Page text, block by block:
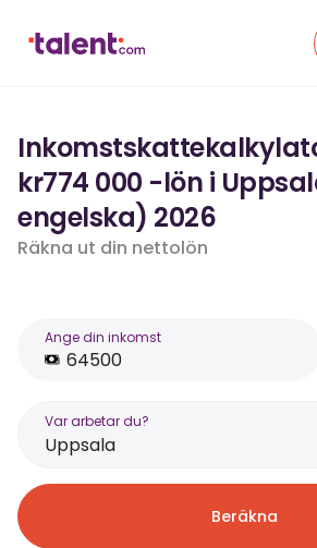
kr774 000 -lön i
engelska) 2026
Räkna ut din nettolön
Ange din inkomst
Var arbetar du?
Uppsala
Beräkna